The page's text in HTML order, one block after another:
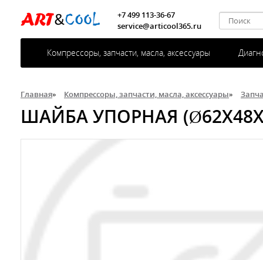
Компрессоры, запчасти, масла, аксессуары
+7 499 113-36-67
service@articool365.ru
Главная» Компрессоры, запчасти, масла, аксессуары»
ШАЙБА УПОРНАЯ